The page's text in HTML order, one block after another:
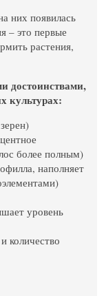
них появилась
– это первые
растения,
достоинствами,
культурах:
более полным)
наполняет
уровень
количество